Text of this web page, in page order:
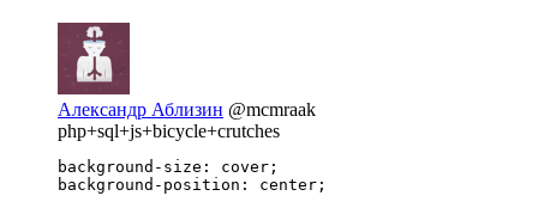
Александр Аблизин @mcmraak
php+sql+js+bicycle+crutches
background-size: cover;
background-position: center;